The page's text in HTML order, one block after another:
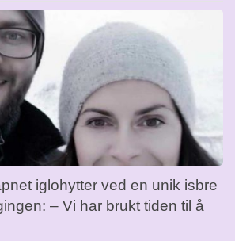
iglohytter ved en unik isbre
– Vi har brukt tiden til å